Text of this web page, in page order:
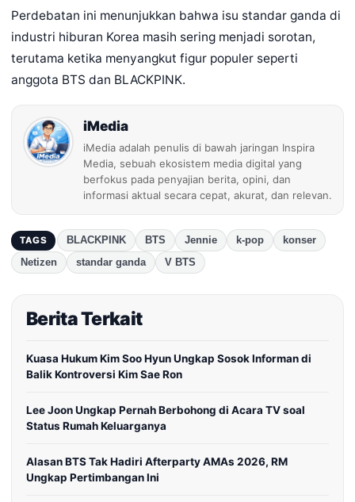
Perdebatan ini menunjukkan bahwa isu standar ganda di
industri hiburan Korea masih sering menjadi sorotan,
terutama ketika menyangkut figur populer seperti
anggota BTS dan BLACKPINK.
iMedia
iMedia adalah penulis di bawah jaringan Inspira
Media, sebuah ekosistem media digital yang
berfokus pada penyajian berita, opini, dan
informasi aktual secara cepat, akurat, dan relevan.
TAGS BLACKPINK BTS Jennie k-pop
konser
Netizen
standar ganda V BTS
Berita Terkait
Kuasa Hukum Kim Soo Hyun Ungkap Sosok Informan di
Balik Kontroversi Kim Sae Ron
Lee Joon Ungkap Pernah Berbohong di Acara TV soal
Status Rumah Keluarganya
Alasan BTS Tak Hadiri Afterparty AMAs 2026, RM
Ungkap Pertimbangan Ini